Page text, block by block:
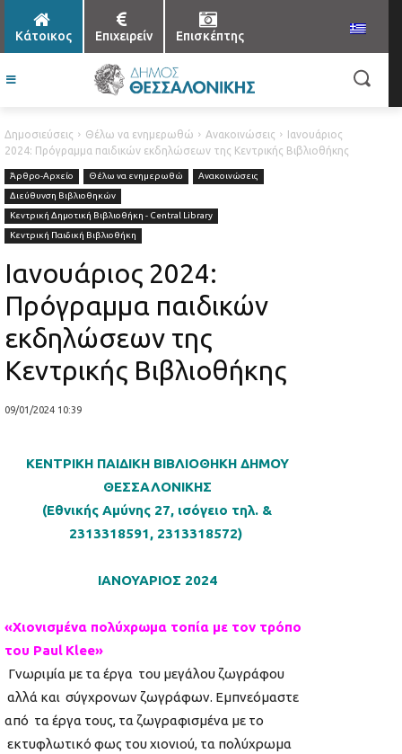
Κάτοικος Επιχειρείν Επισκέπτης
Δημοσιεύσεις Θέλω να ενημερωθώ Ανακοινώσεις
Ιανουάριος
2024: Πρόγραμμα παιδικών εκδηλώσεων της Κεντρικής Βιβλιοθήκης
Άρθρο-Αρχείο Θέλω να ενημερωθώ
Ανακοινώσεις
Διεύθυνση Βιβλιοθηκών
Κεντρική Δημοτική Βιβλιοθήκη - Central Library
Κεντρική Παιδική Βιβλιοθήκη
Ιανουάριος 2024:
Πρόγραμμα παιδικών
εκδηλώσεων της
Κεντρικής Βιβλιοθήκης
09/01/2024 10:39
ΚΕΝΤΡΙΚΗ ΠΑΙΔΙΚΗ ΒΙΒΛΙΟΘΗΚΗ ΔΗΜΟΥ
ΘΕΣΣΑΛΟΝΙΚΗΣ
(Εθνικής Αμύνης 27, ισόγειο τηλ. &
2313318591, 2313318572)
ΙΑΝΟΥΑΡΙΟΣ 2024
«Χιονισμένα πολύχρωμα τοπία με τον τρόπο
του Paul Klee»
Γνωριμία με τα έργα του μεγάλου ζωγράφου
αλλά και σύγχρονων ζωγράφων. Εμπνεόμαστε
από τα έργα τους, τα ζωγραφισμένα με το
εκτυφλωτικό φως του χιονιού, τα πολύχρωμα